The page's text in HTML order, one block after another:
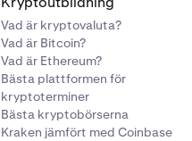
Vad är kryptovaluta?
Vad är Bitcoin?
Vad är Ethereum?
Bästa plattformen för
kryptoterminer
Bästa kryptobörserna
Kraken jämfört med Coinbase